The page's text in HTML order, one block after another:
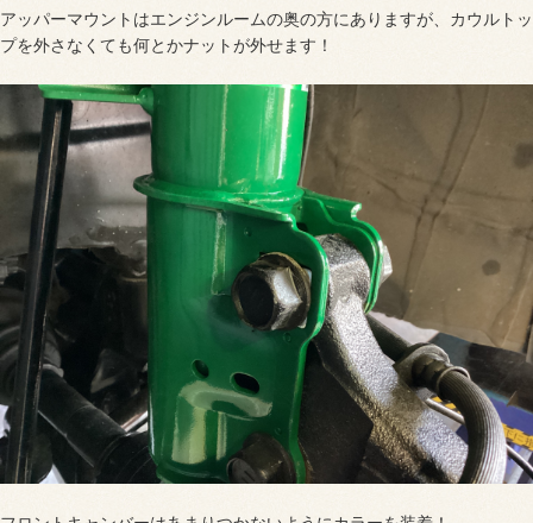
アッパーマウントはエンジンルームの奥の方にありますが、カウルトッ
プを外さなくても何とかナットが外せます！